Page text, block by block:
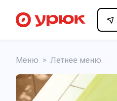
Меню > Летнее меню